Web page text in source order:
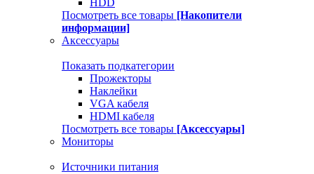
HDD
Посмотреть все товары [Накопители
информации]
Аксессуары
Показать подкатегории
Прожекторы
Наклейки
VGA кабеля
HDMI кабеля
Посмотреть все товары [Аксессуары]
Мониторы
Источники питания